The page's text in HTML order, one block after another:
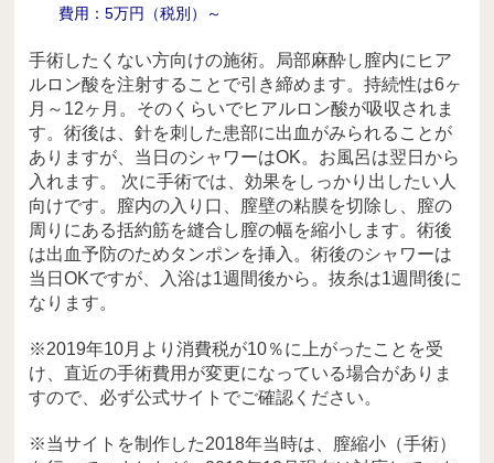
費用：5万円（税別）～
手術したくない方向けの施術。局部麻酔し膣内にヒア
ルロン酸を注射することで引き締めます。持続性は6ヶ
月～12ヶ月。そのくらいでヒアルロン酸が吸収されま
す。術後は、針を刺した患部に出血がみられることが
ありますが、当日のシャワーはOK。お風呂は翌日から
入れます。 次に手術では、効果をしっかり出したい人
向けです。膣内の入り口、膣壁の粘膜を切除し、膣の
周りにある括約筋を縫合し膣の幅を縮小します。術後
は出血予防のためタンポンを挿入。術後のシャワーは
当日OKですが、入浴は1週間後から。抜糸は1週間後に
なります。
※2019年10月より消費税が10％に上がったことを受
け、直近の手術費用が変更になっている場合がありま
すので、必ず公式サイトでご確認ください。
※当サイトを制作した2018年当時は、膣縮小（手術）